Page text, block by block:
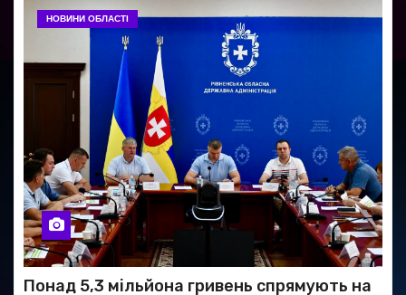
НОВИНИ ОБЛАСТІ
Понад 5,3 мільйона гривень спрямують на